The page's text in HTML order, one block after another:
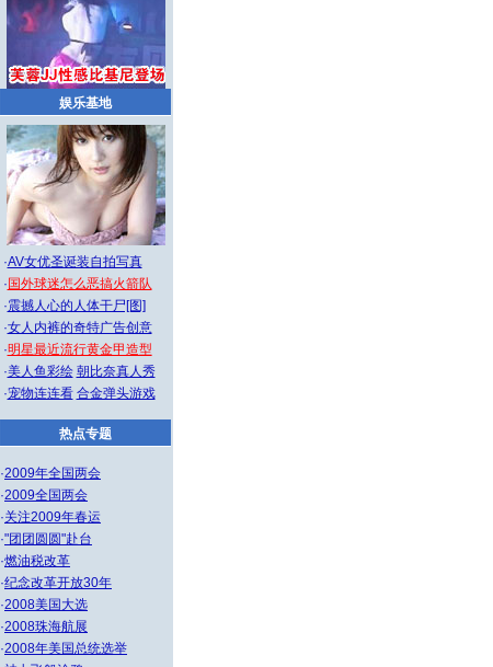
娱乐基地
·AV女优圣诞装自拍写真
· 国外球迷怎么恶搞火箭队
·震撼人心的人体干尸[图]
·女人内裤的奇特广告创意
·明星最近流行黄金甲造型
·美人鱼彩绘 朝比奈真人秀
·宠物连连看 合金弹头游戏
热点专题
·2009年全国两会
·2009全国两会
·关注2009年春运
·"团团圆圆"赴台
·燃油税改革
·纪念改革开放30年
·2008美国大选
·2008珠海航展
·2008年美国总统选举